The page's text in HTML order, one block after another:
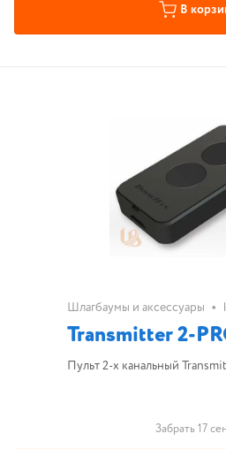
В
Шлагбаумы и аксессуары •
Transmitter 2-
Пульт 2-х канальный
Забрать 17